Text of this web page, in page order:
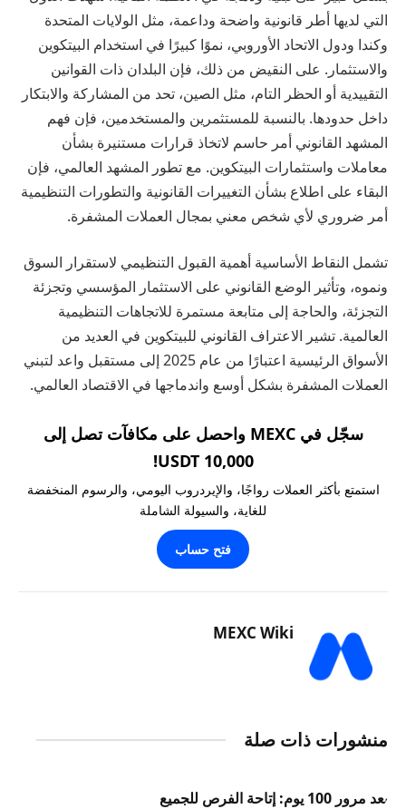
التي لديها أطر قانونية واضحة وداعمة، مثل الولايات المتحدة
وكندا ودول الاتحاد الأوروبي، نموًا كبيرًا في استخدام البيتكوين
والاستثمار. على النقيض من ذلك، فإن البلدان ذات القوانين
التقييدية أو الحظر التام، مثل الصين، تحد من المشاركة والابتكار
داخل حدودها. بالنسبة للمستثمرين والمستخدمين، فإن فهم
المشهد القانوني أمر حاسم لاتخاذ قرارات مستنيرة بشأن
معاملات واستثمارات البيتكوين. مع تطور المشهد العالمي، فإن
البقاء على اطلاع بشأن التغييرات القانونية والتطورات التنظيمية
أمر ضروري لأي شخص معني بمجال العملات المشفرة.
تشمل النقاط الأساسية أهمية القبول التنظيمي لاستقرار السوق
ونموه، وتأثير الوضع القانوني على الاستثمار المؤسسي وتجزئة
التجزئة، والحاجة إلى متابعة مستمرة للاتجاهات التنظيمية
العالمية. تشير الاعتراف القانوني للبيتكوين في العديد من
الأسواق الرئيسية اعتبارًا من عام 2025 إلى مستقبل واعد لتبني
العملات المشفرة بشكل أوسع واندماجها في الاقتصاد العالمي.
سجّل في MEXC واحصل على مكافآت تصل إلى
10,000 USDT!
استمتع بأكثر العملات رواجًا، والإيردروب اليومي، والرسوم المنخفضة
للغاية، والسيولة الشاملة
فتح حساب
MEXC Wiki
منشورات ذات صلة
بعد مرور 100 يوم: إتاحة الفرص للجميع